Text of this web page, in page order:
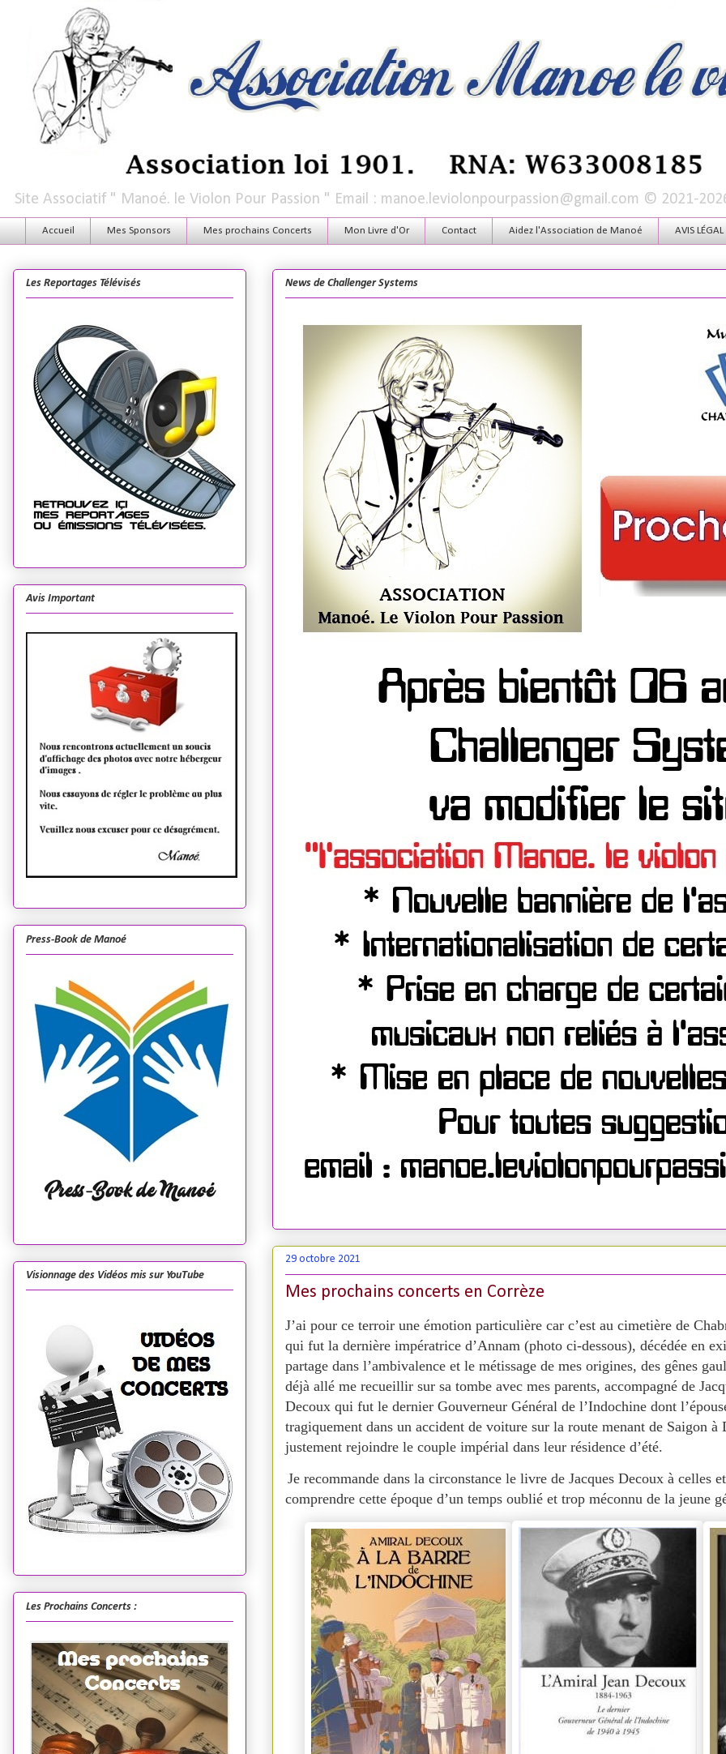
Site Associatif " Manoé. le Violon Pour Passion " Email : manoe.leviolonpourpassion@gmail.com © 2021-
Accueil Mes Sponsors Mes prochains Concerts Mon Livre d'Or Contact Aidez l'Association de Manoé AVIS LÉGAL
News de Challenger Systems
29 octobre 2021
Mes prochains concerts en Corrèze
J’ai pour ce terroir une émotion particulière car c’est au cimetière de
qui fut la dernière impératrice d’Annam (photo ci-dessous), décédée en
partage dans l’ambivalence et le métissage de mes origines, des gênes
déjà allé me recueillir sur sa tombe avec mes parents, accompagné de
Decoux qui fut le dernier Gouverneur Général de l’Indochine dont
tragiquement dans un accident de voiture sur la route menant de Saigon
justement rejoindre le couple impérial dans leur résidence d’été.
Je recommande dans la circonstance le livre de Jacques Decoux à celles
comprendre cette époque d’un temps oublié et trop méconnu de la jeune
Les Reportages Télévisés
Avis Important
Press-Book de Manoé
Visionnage des Vidéos mis sur YouTube
Les Prochains Concerts :